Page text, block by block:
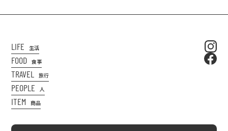
LIFE 生活
FOOD 食事
TRAVEL 旅行
PEOPLE 人
ITEM 商品